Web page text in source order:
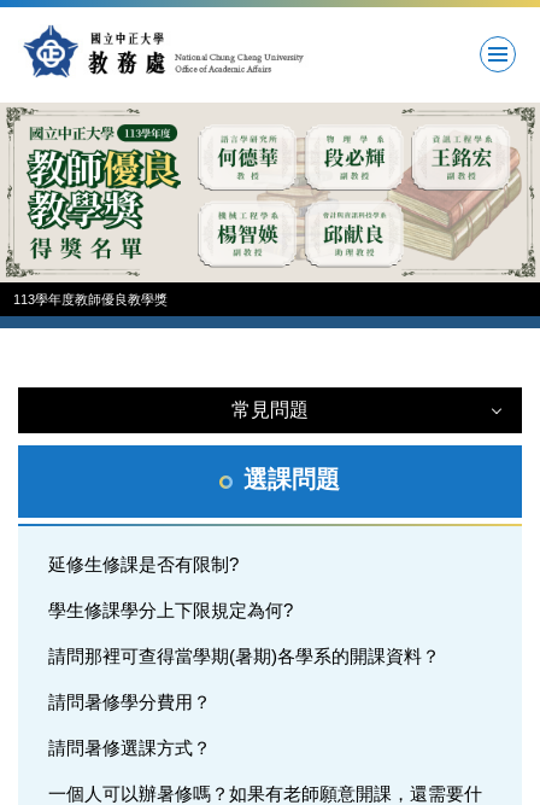
到
內
區
113學年度教師優良教學獎
常見問題
常見問題
註冊問題
學籍問題
選課問題
選課問題
延修生修課是否有限制?
學生修課學分上下限規定為何?
請問那裡可查得當學期(暑期)各學系的開課資料？
請問暑修學分費用？
請問暑修選課方式？
一個人可以辦暑修嗎？如果有老師願意開課，還需要什